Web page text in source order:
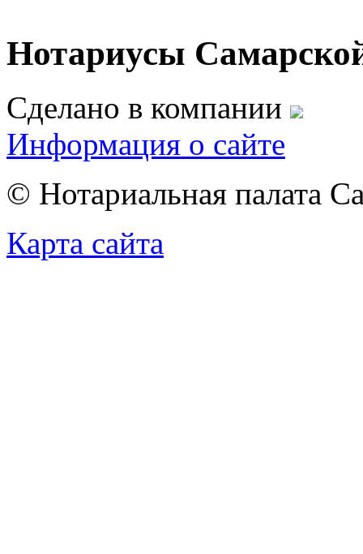
Нотариусы
Сделано в компании
Информация о сайте
© Нотариальная палата
Карта сайта